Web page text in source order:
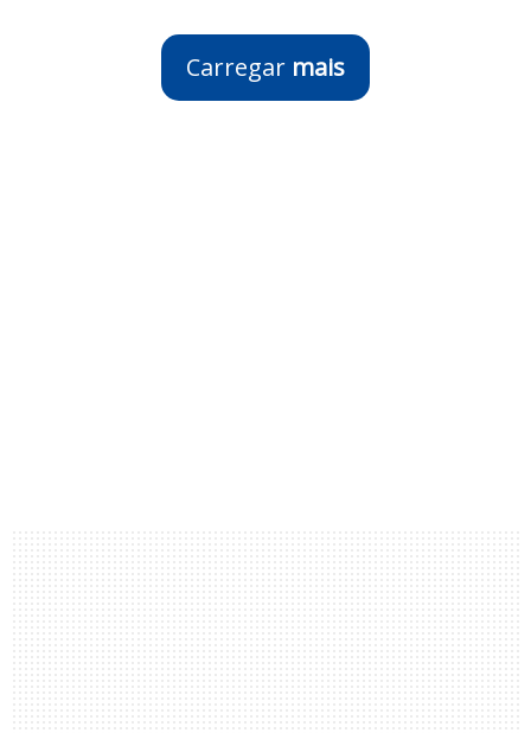
Carregar mais